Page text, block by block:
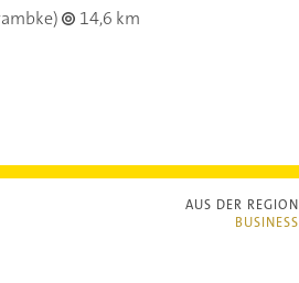
14,6 km
AUS DER REGION
BUSINESS